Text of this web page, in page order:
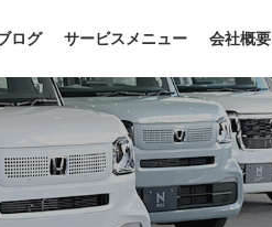
ログ サービスメニュー 会社概要